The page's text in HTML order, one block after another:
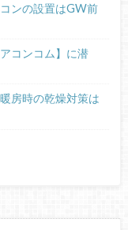
ンの設置はGW前
コンコム】に潜
房時の乾燥対策は